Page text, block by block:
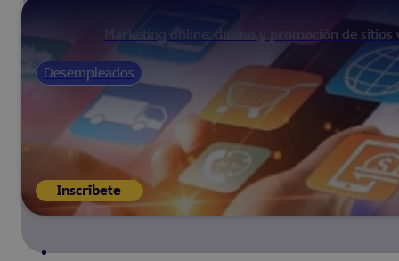
Marketing online: diseño y promoción de sitios
Desempleados
Inscríbete